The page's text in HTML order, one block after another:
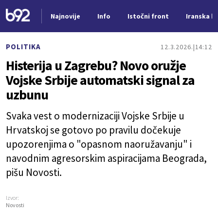
Najnovije Info Istočni front Iranska
POLITIKA 12.3.2026. 14:12
Histerija u Zagrebu? Novo oružje
Vojske Srbije automatski signal za
uzbunu
Svaka vest o modernizaciji Vojske Srbije u
Hrvatskoj se gotovo po pravilu dočekuje
upozorenjima o "opasnom naoružavanju" i
navodnim agresorskim aspiracijama Beograda,
pišu Novosti.
Izvor:
Novosti